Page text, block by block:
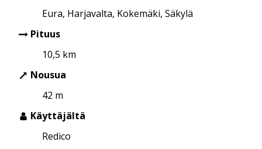
Eura, Harjavalta, Kokemäki, Säkylä
Pituus
10,5 km
Nousua
42 m
Käyttäjältä
Redico